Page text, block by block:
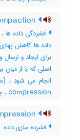
فشردگی داده ها
داده ها کاهش
برای ایجاد و
اصلی که با از میان
compression ، چکیده‌سازی داده‌ها
فشرده سازی داده